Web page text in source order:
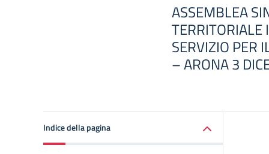
ASSEMBLEA
TERRITORIALE
SERVIZIO PER
– ARONA 3
Indice della pagina